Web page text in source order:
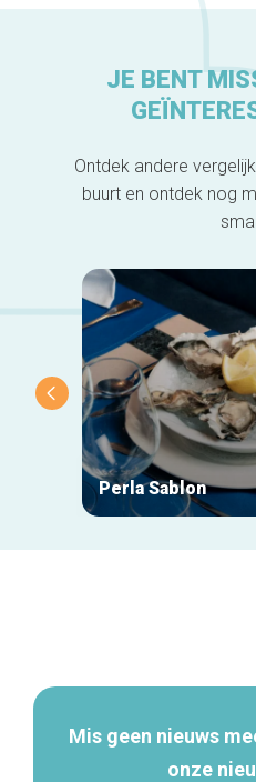
JE BENT
Ontdek andere
buurt en ontdek nog
Perla Sablon
Mis geen nieuws
onze